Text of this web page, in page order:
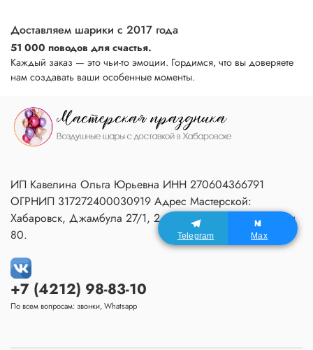
Доставляем шарики с 2017 года
51 000 поводов для счастья.
Каждый заказ — это чьи-то эмоции. Гордимся, что вы доверяете
нам создавать ваши особенные моменты.
+7 (4212) 98-83-10
По всем вопросам: звонки, Whatsapp
ИП Кавелина Ольга Юрьевна ИНН 270604366791
ОГРНИП 317272400030919 Адрес Мастерской:
Хабаровск, Джамбула 27/1, 2 подъезд, 1 этаж, домофон
80.
Telegram Max